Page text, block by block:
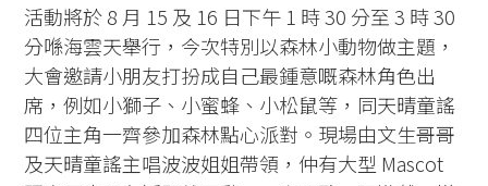
活動將於 8 月 15 及 16 日下午 1 時 30 分至 3 時 30
分喺海雲天舉行，今次特別以森林小動物做主題，
大會邀請小朋友打扮成自己最鍾意嘅森林角色出
席，例如小獅子、小蜜蜂、小松鼠等，同天晴童謠
四位主角一齊參加森林點心派對。現場由文生哥哥
及天晴童謠主唱波波姐姐帶領，仲有大型 Mascot